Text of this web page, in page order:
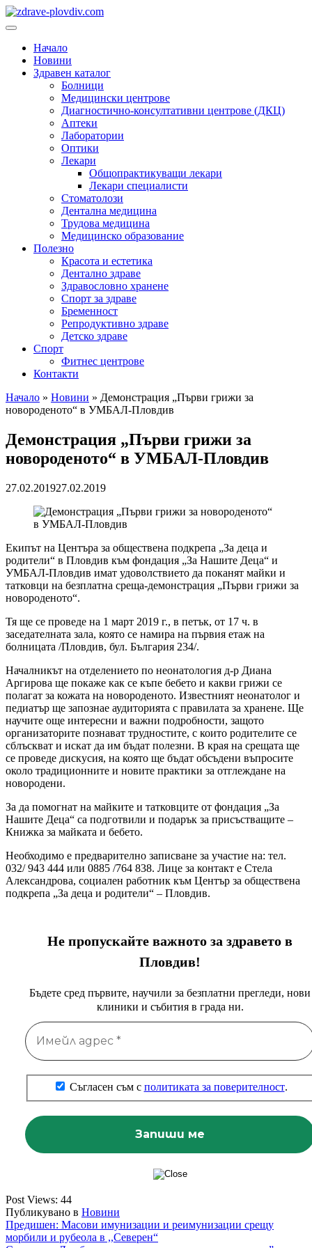
Преминете
към
Основно
Начало
Новини
Здравен каталог
Болници
Медицински центрове
Диагностично-консултативни центрове (ДКЦ)
Аптеки
Лаборатории
Оптики
Лекари
Общопрактикуващи лекари
Лекари специалисти
Стоматолози
Дентална медицина
Трудова медицина
Медицинско образование
Полезно
Красота и естетика
Дентално здраве
Здравословно хранене
Спорт за здраве
Бременност
Репродуктивно здраве
Детско здраве
Спорт
Фитнес центрове
Контакти
Начало » Новини » Демонстрация „Първи грижи за
новороденото“ в УМБАЛ-Пловдив
Демонстрация „Първи грижи за
новороденото“ в УМБАЛ-Пловдив
27.02.201927.02.2019
Екипът на Центъра за обществена подкрепа „За деца и
родители“ в Пловдив към фондация „За Нашите Деца“ и
УМБАЛ-Пловдив имат удоволствието да поканят майки и
татковци на безплатна среща-демонстрация „Първи грижи за
новороденото“.
Тя ще се проведе на 1 март 2019 г., в петък, от 17 ч. в
заседателната зала, която се намира на първия етаж на
болницата /Пловдив, бул. България 234/.
Началникът на отделението по неонатология д-р Диана
Аргирова ще покаже как се къпе бебето и какви грижи се
полагат за кожата на новороденото. Известният неонатолог и
педиатър ще запознае аудиторията с правилата за хранене. Ще
научите още интересни и важни подробности, защото
организаторите познават трудностите, с които родителите се
сблъскват и искат да им бъдат полезни. В края на срещата ще
се проведе дискусия, на която ще бъдат обсъдени въпросите
около традиционните и новите практики за отглеждане на
новородени.
За да помогнат на майките и татковците от фондация „За
Нашите Деца“ са подготвили и подарък за присъстващите –
Книжка за майката и бебето.
Необходимо е предварително записване за участие на: тел.
032/ 943 444 или 0885 /764 838. Лице за контакт е Стела
Александрова, социален работник към Център за обществена
подкрепа „За деца и родители“ – Пловдив.
Не пропускайте важното за здравето в
Пловдив!
Бъдете сред първите, научили за безплатни прегледи, нови
клиники и събития в града ни.
Съгласен съм с политиката за поверителност.
Post Views: 44
Публикувано в Новини
Навигация
Предишен: Масови имунизации и реимунизации срещу
морбили и рубеола в ,,Северен“